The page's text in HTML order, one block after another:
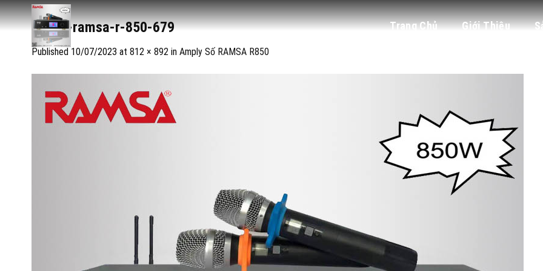
Skip
to
Trang Chủ Giới Thiệu
amply-ramsa-r-850-679
Published 10/07/2023 at 812 × 892 in Amply Số RAMSA R850